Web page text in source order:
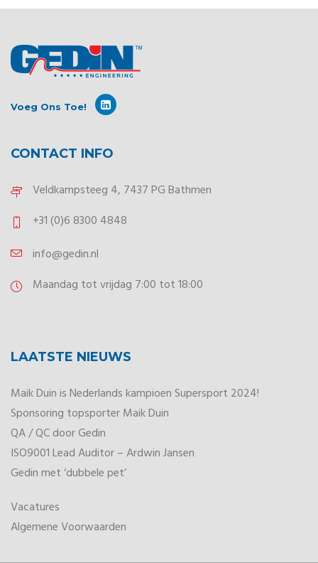
Voeg Ons Toe!
CONTACT INFO
Veldkampsteeg 4, 7437 PG Bathmen
+31 (0)6 8300 4848
info@gedin.nl
Maandag tot vrijdag 7:00 tot 18:00
LAATSTE NIEUWS
Maik Duin is Nederlands kampioen Supersport 2024!
Sponsoring topsporter Maik Duin
QA / QC door Gedin
ISO9001 Lead Auditor – Ardwin Jansen
Gedin met ‘dubbele pet’
Vacatures
Algemene Voorwaarden